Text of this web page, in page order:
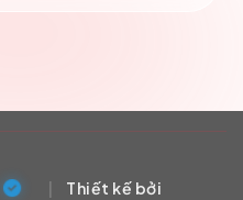
| Thiết kế bởi